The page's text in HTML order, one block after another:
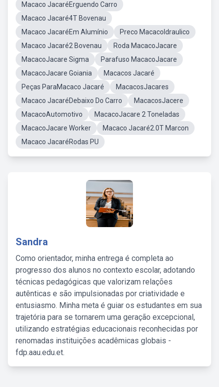
Macaco JacaréErguendo Carro
Macaco Jacaré4T Bovenau
Macaco JacaréEm Alumínio
Preco MacacoIdraulico
Macaco Jacaré2 Bovenau
Roda MacacoJacare
MacacoJacare Sigma
Parafuso MacacoJacare
MacacoJacare Goiania
Macacos Jacaré
Peças ParaMacaco Jacaré
MacacosJacares
Macaco JacaréDebaixo Do Carro
MacacosJacere
MacacoAutomotivo
MacacoJacare 2 Toneladas
MacacoJacare Worker
Macaco Jacaré2.0T Marcon
Macaco JacaréRodas PU
Sandra
Como orientador, minha entrega é completa ao
progresso dos alunos no contexto escolar, adotando
técnicas pedagógicas que valorizam relações
autênticas e são impulsionadas por criatividade e
entusiasmo. Minha meta é guiar os estudantes em sua
trajetória para se tornarem uma geração excepcional,
utilizando estratégias educacionais reconhecidas por
renomadas instituições acadêmicas globais -
fdp.aau.edu.et.